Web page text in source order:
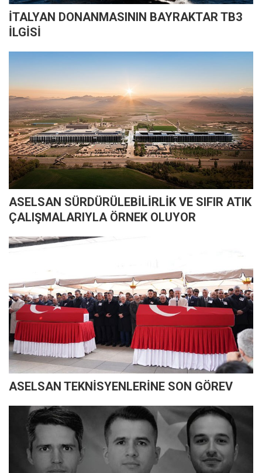
İTALYAN DONANMASININ BAYRAKTAR TB3
İLGİSİ
ASELSAN SÜRDÜRÜLEBİLİRLİK VE SIFIR ATIK
ÇALIŞMALARIYLA ÖRNEK OLUYOR
ASELSAN TEKNİSYENLERİNE SON GÖREV